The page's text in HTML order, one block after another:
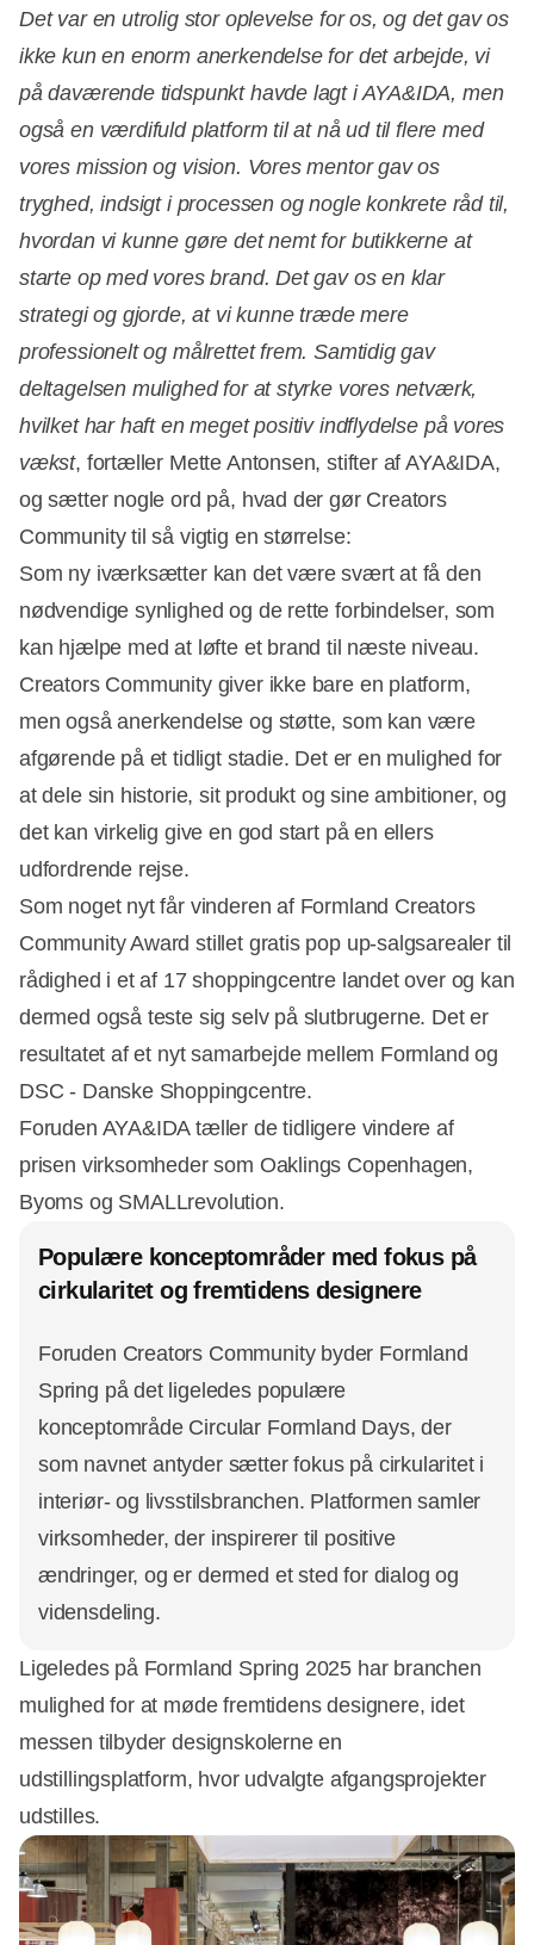
Det var en utrolig stor oplevelse for os, og det gav os
ikke kun en enorm anerkendelse for det arbejde, vi
på daværende tidspunkt havde lagt i AYA&IDA, men
også en værdifuld platform til at nå ud til flere med
vores mission og vision. Vores mentor gav os
tryghed, indsigt i processen og nogle konkrete råd til,
hvordan vi kunne gøre det nemt for butikkerne at
starte op med vores brand. Det gav os en klar
strategi og gjorde, at vi kunne træde mere
professionelt og målrettet frem. Samtidig gav
deltagelsen mulighed for at styrke vores netværk,
hvilket har haft en meget positiv indflydelse på vores
vækst, fortæller Mette Antonsen, stifter af AYA&IDA,
og sætter nogle ord på, hvad der gør Creators
Community til så vigtig en størrelse:
Som ny iværksætter kan det være svært at få den
nødvendige synlighed og de rette forbindelser, som
kan hjælpe med at løfte et brand til næste niveau.
Creators Community giver ikke bare en platform,
men også anerkendelse og støtte, som kan være
afgørende på et tidligt stadie. Det er en mulighed for
at dele sin historie, sit produkt og sine ambitioner, og
det kan virkelig give en god start på en ellers
udfordrende rejse.
Som noget nyt får vinderen af Formland Creators
Community Award stillet gratis pop up-salgsarealer til
rådighed i et af 17 shoppingcentre landet over og kan
dermed også teste sig selv på slutbrugerne. Det er
resultatet af et nyt samarbejde mellem Formland og
DSC - Danske Shoppingcentre.
Foruden AYA&IDA tæller de tidligere vindere af
prisen virksomheder som Oaklings Copenhagen,
Byoms og SMALLrevolution.
Populære konceptområder med fokus på
cirkularitet og fremtidens designere
Foruden Creators Community byder Formland
Spring på det ligeledes populære
konceptområde Circular Formland Days, der
som navnet antyder sætter fokus på cirkularitet i
interiør- og livsstilsbranchen. Platformen samler
virksomheder, der inspirerer til positive
ændringer, og er dermed et sted for dialog og
vidensdeling.
Ligeledes på Formland Spring 2025 har branchen
mulighed for at møde fremtidens designere, idet
messen tilbyder designskolerne en
udstillingsplatform, hvor udvalgte afgangsprojekter
udstilles.